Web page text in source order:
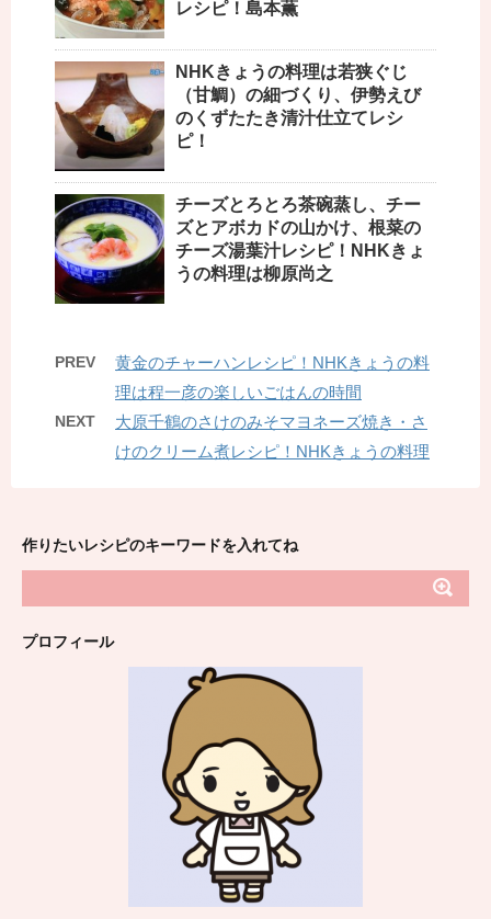
レシピ！島本薫
NHKきょうの料理は若狭ぐじ
（甘鯛）の細づくり、伊勢えび
のくずたたき清汁仕立てレシ
ピ！
チーズとろとろ茶碗蒸し、チー
ズとアボカドの山かけ、根菜の
チーズ湯葉汁レシピ！NHKきょ
うの料理は柳原尚之
PREV
黄金のチャーハンレシピ！NHKきょうの料
理は程一彦の楽しいごはんの時間
NEXT
大原千鶴のさけのみそマヨネーズ焼き・さ
けのクリーム煮レシピ！NHKきょうの料理
作りたいレシピのキーワードを入れてね
プロフィール